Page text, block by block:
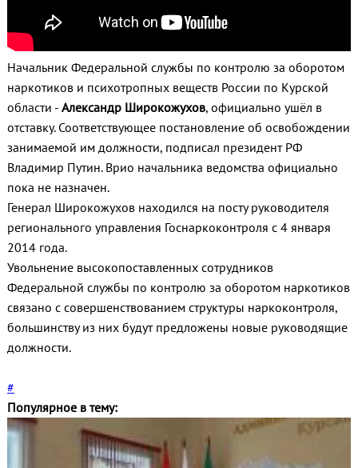
Начальник Федеральной службы по контролю за оборотом
наркотиков и психотропных веществ России по Курской
области - Александр Широкожухов, официально ушёл в
отставку. Соответствующее постановление об освобождении
занимаемой им должности, подписал президент РФ
Владимир Путин. Врио начальника ведомства официально
пока не назначен.
Генерал Широкожухов находился на посту руководителя
регионального управления Госнаркоконтроля с 4 января
2014 года.
Увольнение высокопоставленных сотрудников
Федеральной службы по контролю за оборотом наркотиков
связано с совершенствованием структуры наркоконтроля,
большинству из них будут предложены новые руководящие
должности.
#
Популярное в тему: